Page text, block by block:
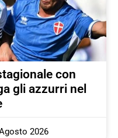
con
gli azzurri nel
2026